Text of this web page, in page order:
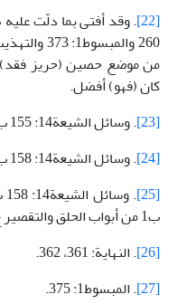
[22]
. وقد أفتى بما دلّت عليه
من موضع حصين (حريز فقد)
كان (فهو) أفضل.
[23]
. وسائل الشيعة14: 155 ب39 من أبواب الذبح، ح3.
[24]
. وسائل الشيعة14: 158 ب39 من أبواب الذبح، ح8.
[25]
ب1 من أبواب الحلق والتقصير ح1.
[26]
. النهاية: 361، 362.
[27]
. المبسوط1: 375.